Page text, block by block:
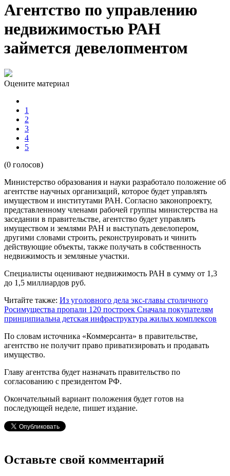
Агентство по управлению
недвижимостью РАН
займется девелопментом
Оцените материал
1
2
3
4
5
(0 голосов)
Министерство образования и науки разработало положение об
агентстве научных организаций, которое будет управлять
имуществом и институтами РАН. Согласно законопроекту,
представленному членами рабочей группы министерства на
заседании в правительстве, агентство будет управлять
имуществом и землями РАН и выступать девелопером,
другими словами строить, реконструировать и чинить
действующие объекты, также получать в собственность
недвижимость и земляные участки.
Специалисты оценивают недвижимость РАН в сумму от 1,3
до 1,5 миллиардов руб.
Читайте также: Из уголовного дела экс-главы столичного
Росимущества пропали 120 построек Сначала покупателям
принципиальна детская инфраструктура жилых комплексов
По словам источника «Коммерсанта» в правительстве,
агентство не получит право приватизировать и продавать
имущество.
Главу агентства будет назначать правительство по
согласованию с президентом РФ.
Окончательный вариант положения будет готов на
последующей неделе, пишет издание.
Оставьте свой комментарий